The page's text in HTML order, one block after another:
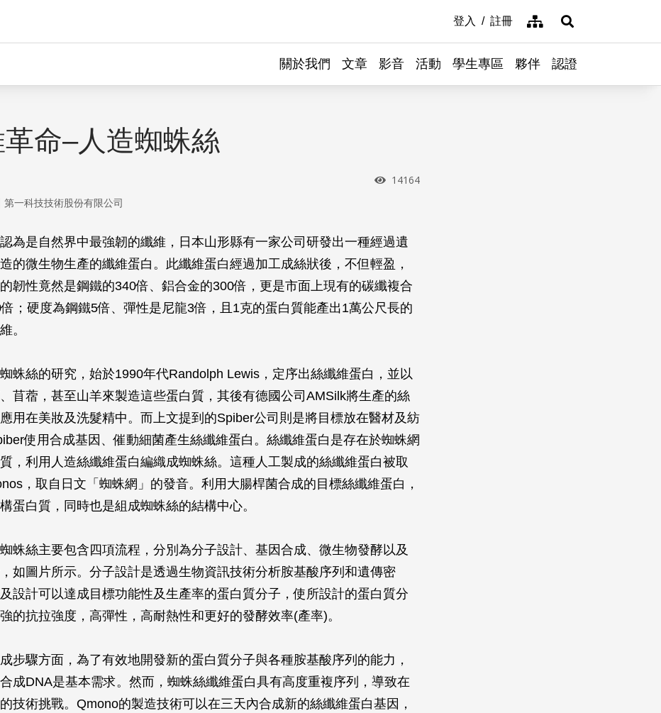
登入 註冊 網站導覽展開搜尋
關於我們 文章 影音 活動 學生專區 夥伴 認證
命–人造蜘蛛絲
瀏覽次數
14164
第一科技技術股份有限公司
為是自然界中最強韌的纖維，日本山形縣有一家公司研發出一種經過遺
的微生物生產的纖維蛋白。此纖維蛋白經過加工成絲狀後，不但輕盈，
韌性竟然是鋼鐵的340倍、鋁合金的300倍，更是市面上現有的碳纖複合
；硬度為鋼鐵5倍、彈性是尼龍3倍，且1克的蛋白質能產出1萬公尺長的
。
蛛絲的研究，始於1990年代Randolph Lewis，定序出絲纖維蛋白，並以
苜蓿，甚至山羊來製造這些蛋白質，其後有德國公司AMSilk將生產的絲
用在美妝及洗髮精中。而上文提到的Spiber公司則是將目標放在醫材及紡
使用合成基因、催動細菌產生絲纖維蛋白。絲纖維蛋白是存在於蜘蛛網
，利用人造絲纖維蛋白編織成蜘蛛絲。這種人工製成的絲纖維蛋白被取
，取自日文「蜘蛛網」的發音。利用大腸桿菌合成的目標絲纖維蛋白，
蛋白質，同時也是組成蜘蛛絲的結構中心。
蛛絲主要包含四項流程，分別為分子設計、基因合成、微生物發酵以及
如圖片所示。分子設計是透過生物資訊技術分析胺基酸序列和遺傳密
設計可以達成目標功能性及生產率的蛋白質分子，使所設計的蛋白質分
的抗拉強度，高彈性，高耐熱性和更好的發酵效率(產率)。
步驟方面，為了有效地開發新的蛋白質分子與各種胺基酸序列的能力，
成DNA是基本需求。然而，蜘蛛絲纖維蛋白具有高度重複序列，導致在
技術挑戰。Qmono的製造技術可以在三天內合成新的絲纖維蛋白基因，